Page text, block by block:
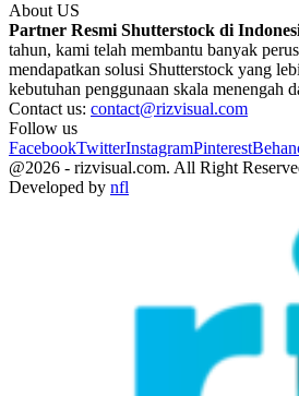
About US
Partner Resmi Shutterstock di
tahun, kami telah membantu banyak
mendapatkan solusi Shutterstock yang
kebutuhan penggunaan skala menengah
Contact us: contact@rizvisual.com
Follow us
FacebookTwitterInstagramPinterest
@2026 - rizvisual.com. All Right
Developed by nfl